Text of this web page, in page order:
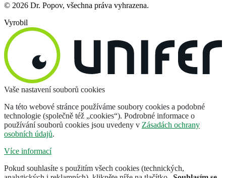
© 2026 Dr. Popov, všechna práva vyhrazena.
Vyrobil
Vaše nastavení souborů cookies
Na této webové stránce používáme soubory cookies a podobné
technologie (společně též „cookies“). Podrobné informace o
používání souborů cookies jsou uvedeny v Zásadách ochrany
osobních údajů.
Více informací
Pokud souhlasíte s použitím všech cookies (technických,